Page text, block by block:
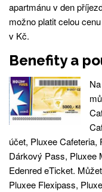
apartmánu v den
možno platit celou
v Kč.
Benefity a
Na
účet, Pluxee
Dárkový Pass, Pluxee
Edenred eTicket.
Pluxee Flexipass,